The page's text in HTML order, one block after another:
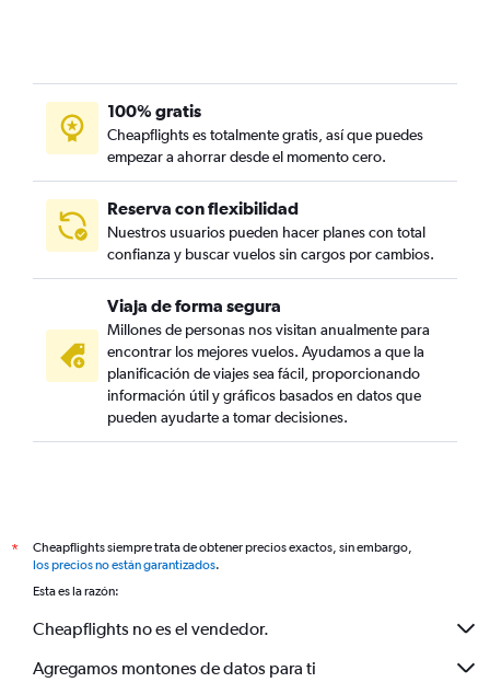
100% gratis
Cheapflights es totalmente gratis, así que puedes
empezar a ahorrar desde el momento cero.
Reserva con flexibilidad
Nuestros usuarios pueden hacer planes con total
confianza y buscar vuelos sin cargos por cambios.
Viaja de forma segura
Millones de personas nos visitan anualmente para
encontrar los mejores vuelos. Ayudamos a que la
planificación de viajes sea fácil, proporcionando
información útil y gráficos basados en datos que
pueden ayudarte a tomar decisiones.
*
Cheapflights siempre trata de obtener precios exactos, sin embargo,
los precios no están garantizados.
Esta es la razón:
Cheapflights no es el vendedor.
Agregamos montones de datos para ti